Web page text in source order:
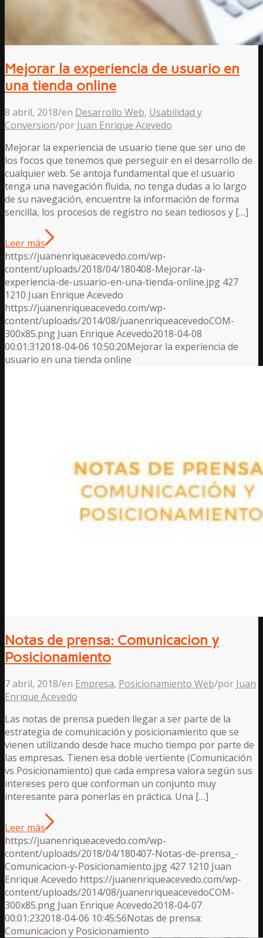
Mejorar la experiencia de usuario en
una tienda online
8 abril, 2018/en Desarrollo Web, Usabilidad y
Conversion/por Juan Enrique Acevedo
Mejorar la experiencia de usuario tiene que ser uno de
los focos que tenemos que perseguir en el desarrollo de
cualquier web. Se antoja fundamental que el usuario
tenga una navegación fluida, no tenga dudas a lo largo
de su navegación, encuentre la información de forma
sencilla, los procesos de registro no sean tediosos y […]
Leer más
https://juanenriqueacevedo.com/wp-
content/uploads/2018/04/180408-Mejorar-la-
experiencia-de-usuario-en-una-tienda-online.jpg 427
1210 Juan Enrique Acevedo
https://juanenriqueacevedo.com/wp-
content/uploads/2014/08/juanenriqueacevedoCOM-
300x85.png Juan Enrique Acevedo2018-04-08
00:01:312018-04-06 10:50:20Mejorar la experiencia de
usuario en una tienda online
Notas de prensa: Comunicacion y
Posicionamiento
7 abril, 2018/en Empresa, Posicionamiento Web/por Juan
Enrique Acevedo
Las notas de prensa pueden llegar a ser parte de la
estrategia de comunicación y posicionamiento que se
vienen utilizando desde hace mucho tiempo por parte de
las empresas. Tienen esa doble vertiente (Comunicación
vs Posicionamiento) que cada empresa valora según sus
intereses pero que conforman un conjunto muy
interesante para ponerlas en práctica. Una […]
Leer más
https://juanenriqueacevedo.com/wp-
content/uploads/2018/04/180407-Notas-de-prensa_-
Comunicacion-y-Posicionamiento.jpg 427 1210 Juan
Enrique Acevedo https://juanenriqueacevedo.com/wp-
content/uploads/2014/08/juanenriqueacevedoCOM-
300x85.png Juan Enrique Acevedo2018-04-07
00:01:232018-04-06 10:45:56Notas de prensa:
Comunicacion y Posicionamiento